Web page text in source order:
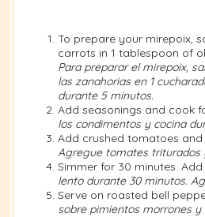
To prepare your mirepoix,
carrots in 1 tablespoon of
Para preparar el mirepoix,
las zanahorias en 1
durante 5 minutos.
Add seasonings and cook
los condimentos y cocina
Add crushed tomatoes
Agregue tomates triturados
Simmer for 30 minutes. Add
lento durante 30 minutos.
Serve on roasted bell
sobre pimientos morrones y